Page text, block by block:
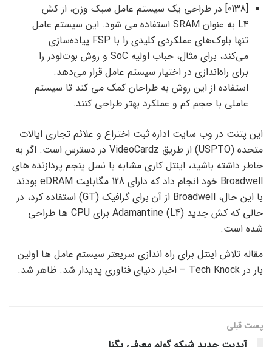
[0138] در طراحی یک سیستم عامل سبک وزن، از کش
L4 به عنوان SRAM استفاده می شود. این سیستم عامل
تنها بلوک‌های عملکردی کلیدی را با FSP پیاده‌سازی
می‌کند، برای مثال، حباب اولیه SoC و روش بوت‌لودر را
برای راه‌اندازی در اختیار سیستم عامل قرار می‌دهد.
استفاده از این روش به طراحان کمک می کند تا سیستم
عاملی با حجم کم و عملکرد بهتر طراحی کنند.
این پتنت در وب سایت اداره ثبت اختراع و علائم تجاری ایالات
متحده (USPTO) از طریق VideoCardz در دسترس است. اگر به
خاطر داشته باشید، اینتل کاری مشابه با نسل پنجم پردازنده های
Broadwell خود انجام داد که دارای 128 مگابایت eDRAM بودند.
با این حال، Broadwell از آن برای گرافیک (GT) استفاده کرد، در
حالی که کش جدید Adamantine (L4) برای CPU ها طراحی
شده است.
مقاله تلاش اینتل برای راه اندازی سریعتر سیستم عامل ها اولین
بار در Tech Knock – اخبار دنیای فناوری پدیدار شد. ظاهر شد.
پست قبلی